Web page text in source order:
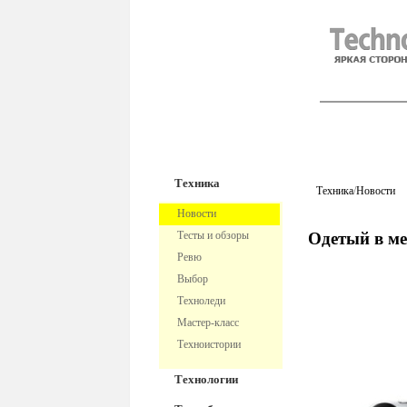
Техника
Новости
Тесты и обзоры
Ревю
Выбор
Техноледи
Мастер-класс
Техноистории
Технологии
Техника/Новости
Одетый в